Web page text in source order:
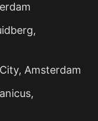
Amsterdam